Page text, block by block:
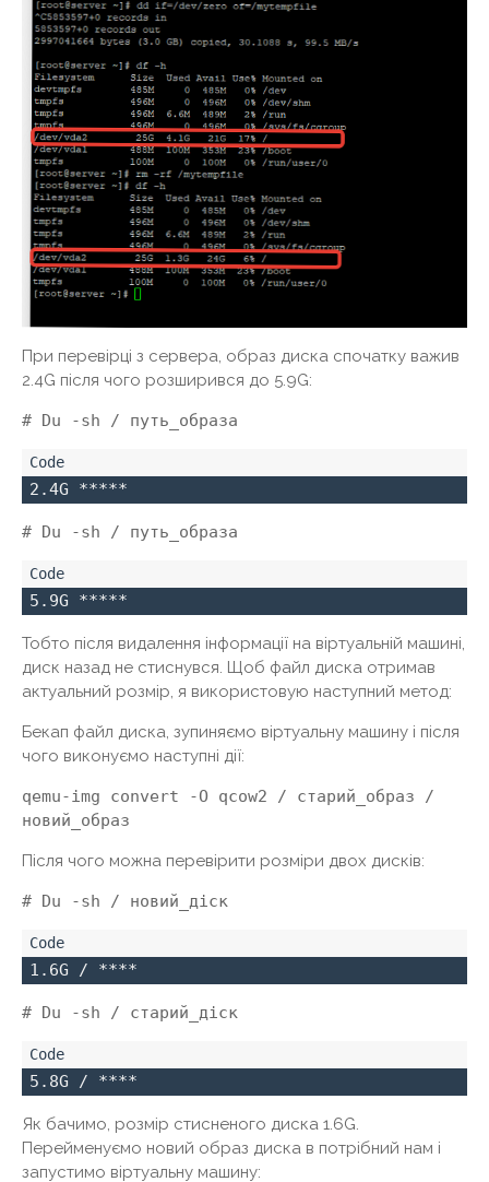
При перевірці з сервера, образ диска спочатку важив
2.4G після чого розширився до 5.9G:
# Du -sh / путь_образа
2.4G *****
# Du -sh / путь_образа
5.9G *****
Тобто після видалення інформації на віртуальній машині,
диск назад не стиснувся. Щоб файл диска отримав
актуальний розмір, я використовую наступний метод:
Бекап файл диска, зупиняємо віртуальну машину і після
чого виконуємо наступні дії:
qemu-img convert -O qcow2 / старий_образ /
новий_образ
Після чого можна перевірити розміри двох дисків:
# Du -sh / новий_діск
1.6G / ****
# Du -sh / старий_діск
5.8G / ****
Як бачимо, розмір стисненого диска 1.6G.
Перейменуємо новий образ диска в потрібний нам і
запустимо віртуальну машину: